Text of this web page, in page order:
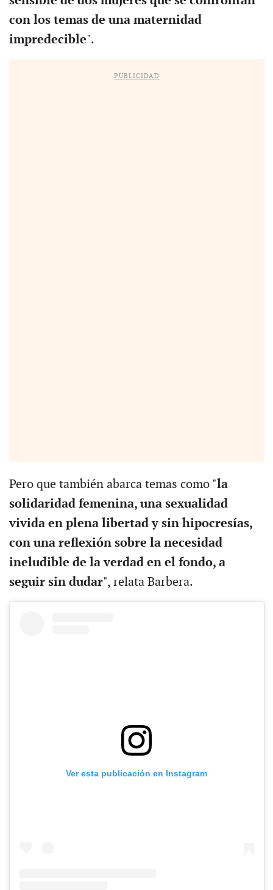
con los temas de una maternidad
impredecible".
PUBLICIDAD
Pero que también abarca temas como "la
solidaridad femenina, una sexualidad
vivida en plena libertad y sin hipocresías,
con una reflexión sobre la necesidad
ineludible de la verdad en el fondo, a
seguir sin dudar", relata Barbera.
Ver esta publicación en Instagram